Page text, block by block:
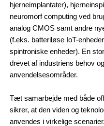
hjerneimplantater),
neuromorf computing ved
analog CMOS samt andre
(f.eks. batteriløse IoT-
spintroniske enheder). En
drevet af industriens behov
anvendelsesområder.
Tæt samarbejde med både
sikrer, at den viden og
anvendes i virkelige